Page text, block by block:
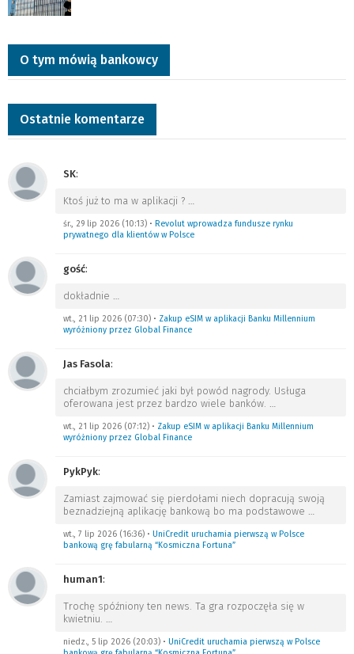
O tym mówią bankowcy
Ostatnie komentarze
SK:
Ktoś już to ma w aplikacji ? …
śr., 29 lip 2026 (10:13) • Revolut wprowadza fundusze rynku
prywatnego dla klientów w Polsce
gość:
dokładnie …
wt., 21 lip 2026 (07:30) • Zakup eSIM w aplikacji Banku Millennium
wyróżniony przez Global Finance
Jas Fasola:
chciałbym zrozumieć jaki był powód nagrody. Usługa
oferowana jest przez bardzo wiele banków. …
wt., 21 lip 2026 (07:12) • Zakup eSIM w aplikacji Banku Millennium
wyróżniony przez Global Finance
PykPyk:
Zamiast zajmować się pierdołami niech dopracują swoją
beznadziejną aplikację bankową bo ma podstawowe …
wt., 7 lip 2026 (16:36) • UniCredit uruchamia pierwszą w Polsce
bankową grę fabularną “Kosmiczna Fortuna”
human1:
Trochę spóźniony ten news. Ta gra rozpoczęła się w
kwietniu. …
niedz., 5 lip 2026 (20:03) • UniCredit uruchamia pierwszą w Polsce